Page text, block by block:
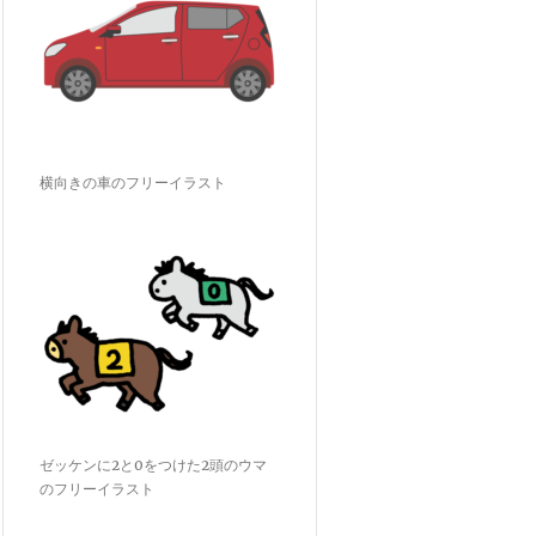
横向きの車のフリーイラスト
ゼッケンに2と0をつけた2頭のウマ
のフリーイラスト